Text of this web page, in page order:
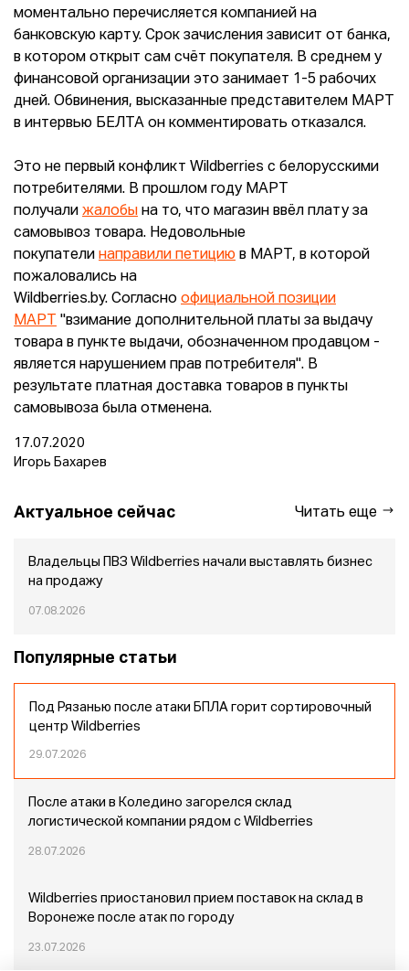
моментально перечисляется компанией на
банковскую карту. Срок зачисления зависит от банка,
в котором открыт сам счёт покупателя. В среднем у
финансовой организации это занимает 1-5 рабочих
дней. Обвинения, высказанные представителем МАРТ
в интервью БЕЛТА он комментировать отказался.
Это не первый конфликт Wildberries с белорусскими
потребителями. В прошлом году МАРТ
получали жалобы на то, что магазин ввёл плату за
самовывоз товара. Недовольные
покупатели направили петицию в МАРТ, в которой
пожаловались на
Wildberries.by. Согласно официальной позиции
МАРТ
"взимание дополнительной платы за выдачу
товара в пункте выдачи, обозначенном продавцом -
является нарушением прав потребителя". В
результате платная доставка товаров в пункты
самовывоза была отменена.
17.07.2020
Игорь Бахарев
Актуальное сейчас Читать еще
Владельцы ПВЗ Wildberries начали выставлять бизнес
на продажу
07.08.2026
Популярные статьи
Под Рязанью после атаки БПЛА горит сортировочный
центр Wildberries
29.07.2026
После атаки в Коледино загорелся склад
логистической компании рядом с Wildberries
28.07.2026
Wildberries приостановил прием поставок на склад в
Воронеже после атак по городу
23.07.2026